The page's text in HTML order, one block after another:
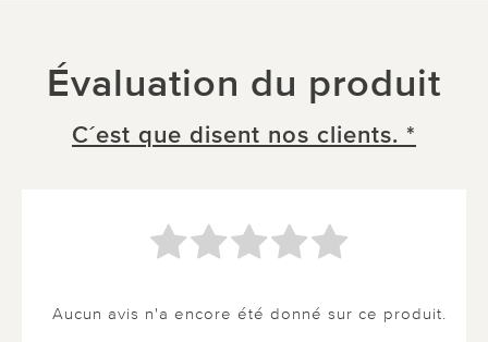
Évaluation du produit
C´est que disent nos clients. *
Aucun avis n'a encore été donné sur ce produit.